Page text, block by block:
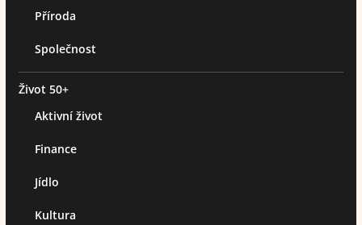
Příroda
Společnost
Život 50+
Aktivní život
Finance
Jídlo
Kultura